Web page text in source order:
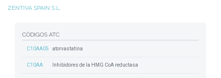
ZENTIVA SPAIN S.L.
CÓDIGOS ATC
C10AA05 atorvastatina
C10AA Inhibidores de la HMG CoA reductasa